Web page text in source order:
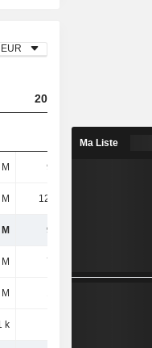
EUR
2023
900 M
12,28 M
912 M
723 M
k
Ma Liste